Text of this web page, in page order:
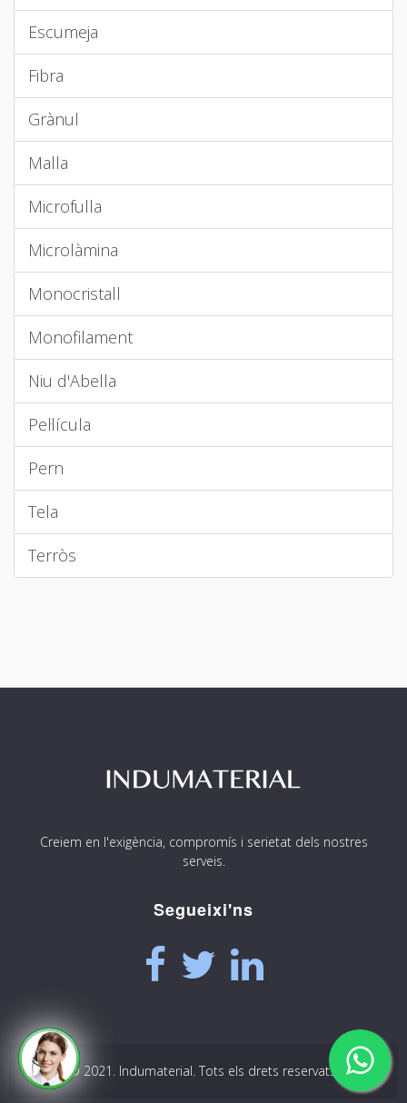
Escumeja
Fibra
Grànul
Malla
Microfulla
Microlàmina
Monocristall
Monofilament
Niu d'Abella
Pel·lícula
Pern
Tela
Terròs
Creiem en l'exigència, compromís i serietat dels nostres
serveis.
Segueixi'ns
© 2021. Indumaterial. Tots els drets reservats.